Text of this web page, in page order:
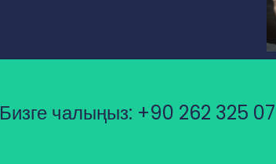
Бизге чалыңыз: +90 262 325